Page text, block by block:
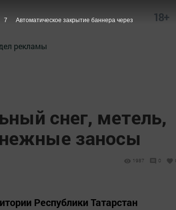
18+
рекламы
снег, метель,
заносы
1987 0
Республики Татарстан
7 Автоматическое закрытие баннера через